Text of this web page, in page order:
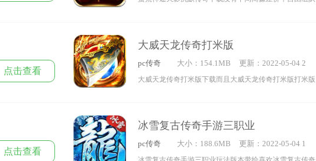
点击查看
大威天龙传奇打米版
pc传奇 大小：154.1MB
更新：2022-05-04 2
2:39:35
大威天龙传奇打米版下载而且大威天龙传奇打米版打米版
点击查看
冰雪复古传奇手游三职业
pc传奇 大小：188.6MB
更新：2022-05-04 1
1:52:49